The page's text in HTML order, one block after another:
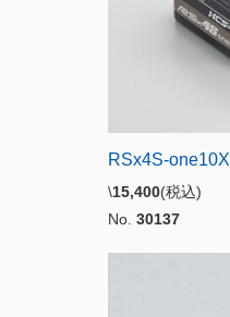
RSx4S-one10X
\15,400(税込)
No. 30137